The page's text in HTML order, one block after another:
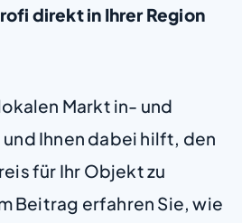
direkt in Ihrer Region
Markt in- und
Ihnen dabei hilft, den
für Ihr Objekt zu
Beitrag erfahren Sie, wie